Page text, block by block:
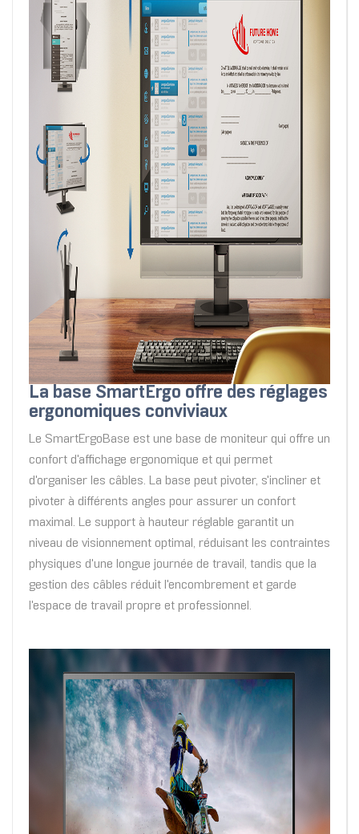
La base SmartErgo offre des réglages
ergonomiques conviviaux
Le SmartErgoBase est une base de moniteur qui offre un
confort d'affichage ergonomique et qui permet
d'organiser les câbles. La base peut pivoter, s'incliner et
pivoter à différents angles pour assurer un confort
maximal. Le support à hauteur réglable garantit un
niveau de visionnement optimal, réduisant les contraintes
physiques d'une longue journée de travail, tandis que la
gestion des câbles réduit l'encombrement et garde
l'espace de travail propre et professionnel.